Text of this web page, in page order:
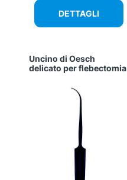
DETTAGLI
Uncino di Oesch
delicato per flebectomia